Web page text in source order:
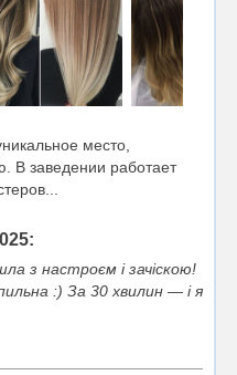
место,
В заведении работает
з настрoєм і зачіскoю!
:) За 30 хвилин — і я